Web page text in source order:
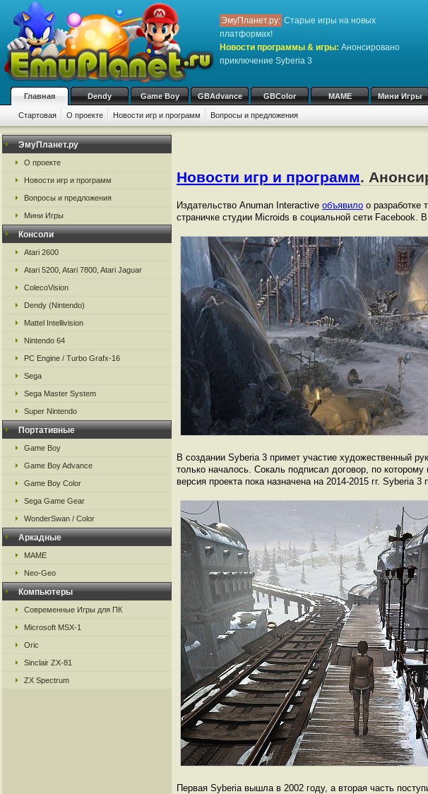
ЭмуПланет.ру: Старые игры на новых
платформах!
Новости программы & игры: Анонсировано
приключение Syberia 3
Главная Dendy Game Boy GBAdvance GBColor MAME Мини Игры
Стартовая О проекте Новости игр и программ Вопросы и предложения
ЭмуПланет.ру
О проекте
Новости игр и программ
Вопросы и предложения
Мини Игры
Консоли
Atari 2600
Atari 5200, Atari 7800, Atari Jaguar
ColecoVision
Dendy (Nintendo)
Mattel Intellivision
Nintendo 64
PC Engine / Turbo Grafx-16
Sega
Sega Master System
Super Nintendo
Портативные
Game Boy
Game Boy Advance
Game Boy Color
Sega Game Gear
WonderSwan / Color
Аркадные
MAME
Neo-Geo
Компьютеры
Современные Игры для ПК
Microsoft MSX-1
Oric
Sinclair ZX-81
ZX Spectrum
Новости игр и программ.
Издательство Anuman Interactive объявило о разработке
страничке студии Microids в социальной сети
В создании Syberia 3 примет участие художественный
только началось. Сокаль подписал договор, по
версия проекта пока назначена на 2014-2015 гг. Syberia
Первая Syberia вышла в 2002 году, а вторая часть